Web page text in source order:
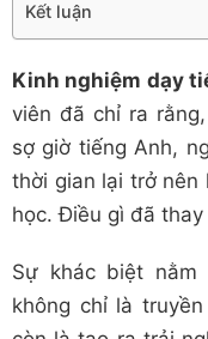
Kết luận
Kinh nghiệm dạy
viên đã chỉ ra
sợ giờ tiếng Anh,
thời gian lại trở nên
học. Điều gì đã thay
Sự khác biệt
không chỉ là